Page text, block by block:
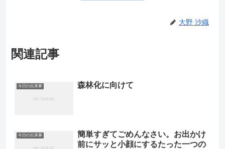
大野 沙織
関連記事
今日の出来事 森林化に向けて
今日の出来事
簡単すぎてごめんなさい。お出かけ
前にサッと小顔にするたった一つの